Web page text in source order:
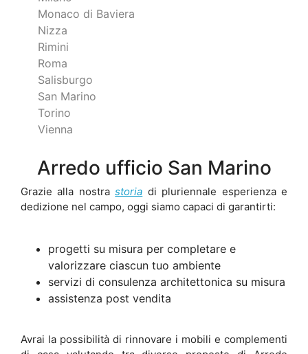
Monaco di Baviera
Nizza
Rimini
Roma
Salisburgo
San Marino
Torino
Vienna
Arredo ufficio San Marino
Grazie alla nostrastoria di pluriennale esperienza e
dedizione nel campo, oggi siamo capaci di garantirti:
progetti su misura per completare e
valorizzare ciascun tuo ambiente
servizi di consulenza architettonica su misura
assistenza post vendita
Avrai la possibilità di rinnovare i mobili e complementi